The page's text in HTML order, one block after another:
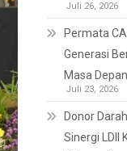
Juli 26, 2026
Permata
Generasi
Masa Depan
Juli 23, 2026
Donor
Sinergi LDII